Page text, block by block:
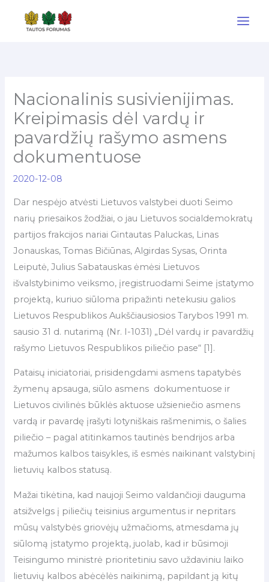
Nacionalinis susivienijimas.
Kreipimasis dėl vardų ir
pavardžių rašymo asmens
dokumentuose
2020-12-08
Dar nespėjo atvėsti Lietuvos valstybei duoti Seimo
narių priesaikos žodžiai, o jau Lietuvos socialdemokratų
partijos frakcijos nariai Gintautas Paluckas, Linas
Jonauskas, Tomas Bičiūnas, Algirdas Sysas, Orinta
Leiputė, Julius Sabatauskas ėmėsi Lietuvos
išvalstybinimo veiksmo, įregistruodami Seime įstatymo
projektą, kuriuo siūloma pripažinti netekusiu galios
Lietuvos Respublikos Aukščiausiosios Tarybos 1991 m.
sausio 31 d. nutarimą (Nr. I-1031) „Dėl vardų ir pavardžių
rašymo Lietuvos Respublikos piliečio pase“ [1].
Pataisų iniciatoriai, prisidengdami asmens tapatybės
žymenų apsauga, siūlo asmens dokumentuose ir
Lietuvos civilinės būklės aktuose užsieniečio asmens
vardą ir pavardę įrašyti lotyniškais rašmenimis, o šalies
piliečio – pagal atitinkamos tautinės bendrijos arba
mažumos kalbos taisykles, iš esmės naikinant valstybinį
lietuvių kalbos statusą.
Mažai tikėtina, kad naujoji Seimo valdančioji dauguma
atsižvelgs į piliečių teisinius argumentus ir nepritars
mūsų valstybės griovėjų užmačioms, atmesdama jų
siūlomą įstatymo projektą, juolab, kad ir būsimoji
Teisingumo ministrė prioritetiniu savo uždaviniu laiko
lietuvių kalbos abėcėlės naikinimą, papildant ją kitų